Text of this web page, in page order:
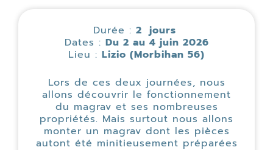
Durée : 2 jours
Dates : Du 2 au 4 juin 2026
Lieu : Lizio (Morbihan 56)
Lors de ces deux journées, nous
allons découvrir le fonctionnement
du magrav et ses nombreuses
propriétés. Mais surtout nous allons
monter un magrav dont les pièces
autont été minitieusement préparées